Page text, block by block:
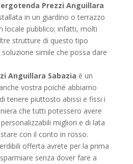
Prezzi Anguillara
in un giardino o terrazzo
locale pubblico; infatti, molti
strutture di questo tipo
simile che possa dare
Anguillara Sabazia è un
vostra poiché abbiamo
tenere piuttosto abissi e fissi i
che tutti potessero avere
migliori e di lata
con il conto in rosso.
offerta avrete per la prima
senza dover fare a